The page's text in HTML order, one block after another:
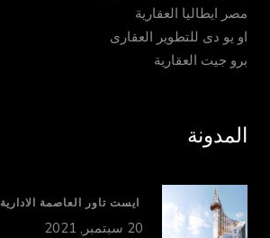
مصر ايطاليا العقارية
او يو دى للتطوير العقارى
برو جيت العقارية
المدونة
ايست تاور العاصمة الادارية
20 سبتمبر, 2021